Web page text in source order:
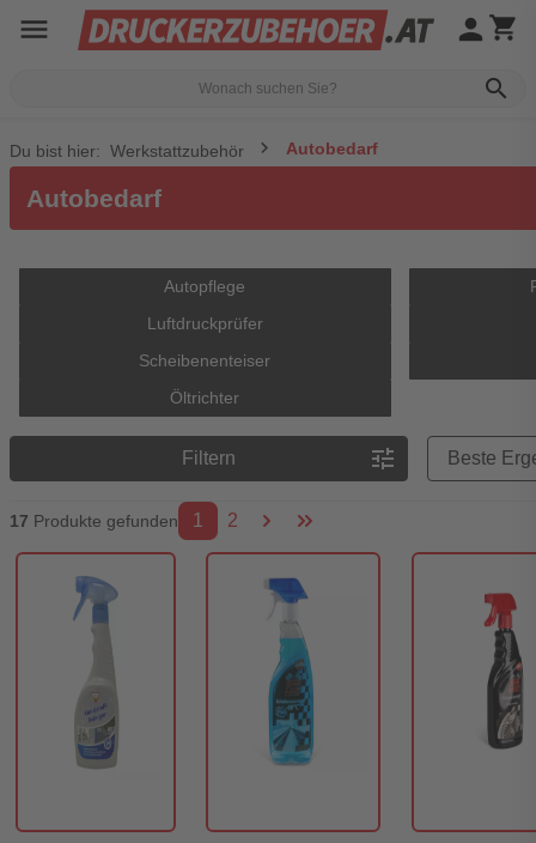
menu
search
person shopping_cart
Du bist hier: Werkstattzubehör Autobedarf
Autobedarf
Autopflege
Luftdruckprüfer
Scheibenenteiser
Öltrichter
Filtern tune
17 Produkte gefunden 1 2